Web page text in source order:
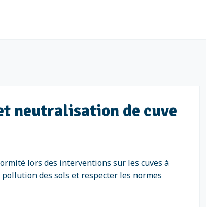
neutralisation de cuve
lors des interventions sur les cuves à
des sols et respecter les normes